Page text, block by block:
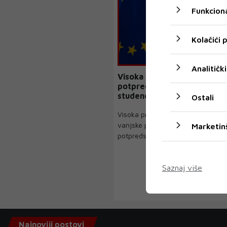
Visoka predstavnica EU i
potpredsjednica EK Kaja
studenoga u posjeti BiH
Visoka predstavnica Evropske
vanjske poslove i sigurnosnu
potpredsjednica Evr...
Kolačići
Analitički
Ostali
Saznaj više
Najnoviji postovi